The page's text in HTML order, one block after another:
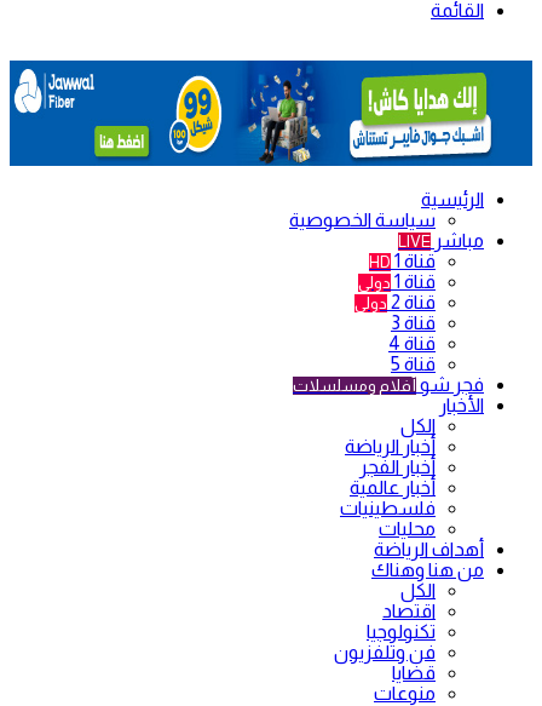
القائمة
الرئيسية
سياسة الخصوصية
مباشر LIVE
قناة 1 HD
قناة 1 دولي
قناة 2 دولي
قناة 3
قناة 4
قناة 5
فجر شو أفلام ومسلسلات
الأخبار
الكل
أخبار الرياضة
أخبار الفجر
أخبار عالمية
فلسطينيات
محليات
أهداف الرياضة
من هنا وهناك
الكل
اقتصاد
تكنولوجيا
فن وتلفزيون
قضايا
منوعات